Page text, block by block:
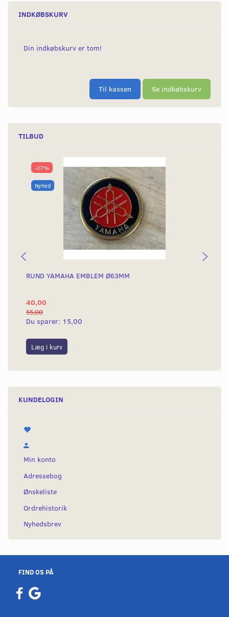
INDKØBSKURV
Din indkøbskurv er tom!
Til kassen Se indkøbskurv
TILBUD
-27%
Nyhed
RUND YAMAHA EMBLEM Ø63MM
40,00
55,00
Du sparer: 15,00
Læg i kurv
KUNDELOGIN
Min konto
Adressebog
Ønskeliste
Ordrehistorik
Nyhedsbrev
FIND OS PÅ